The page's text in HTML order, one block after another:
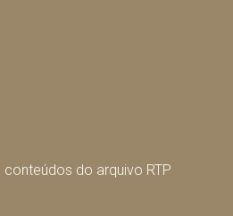
do arquivo RTP